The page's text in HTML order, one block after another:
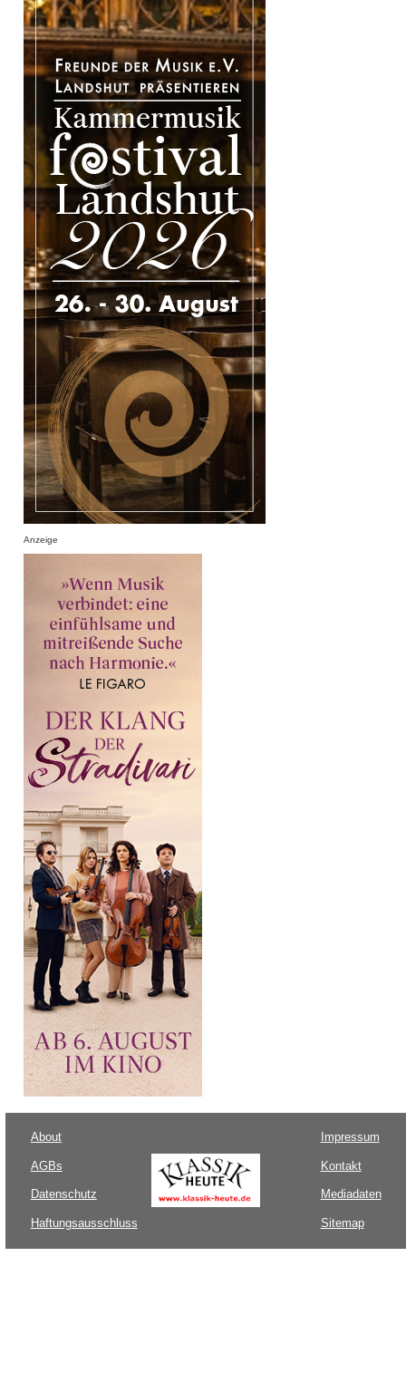
Anzeige
About
AGBs
Datenschutz
Haftungsausschluss
Impressum
Kontakt
Mediadaten
Sitemap